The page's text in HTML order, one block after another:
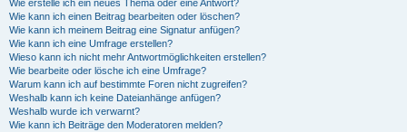
Wie erstelle ich ein neues Thema oder eine Antwort?
Wie kann ich einen Beitrag bearbeiten oder löschen?
Wie kann ich meinem Beitrag eine Signatur anfügen?
Wie kann ich eine Umfrage erstellen?
Wieso kann ich nicht mehr Antwortmöglichkeiten erstellen?
Wie bearbeite oder lösche ich eine Umfrage?
Warum kann ich auf bestimmte Foren nicht zugreifen?
Weshalb kann ich keine Dateianhänge anfügen?
Weshalb wurde ich verwarnt?
Wie kann ich Beiträge den Moderatoren melden?